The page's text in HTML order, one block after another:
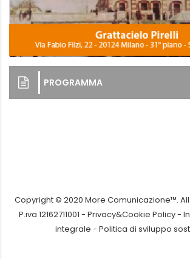
PROGRAMMA
Copyright © 2020 More Comunicazione™.
P.iva 12162711001 - Privacy&Cookie Policy-
integrale - Politica di sviluppo